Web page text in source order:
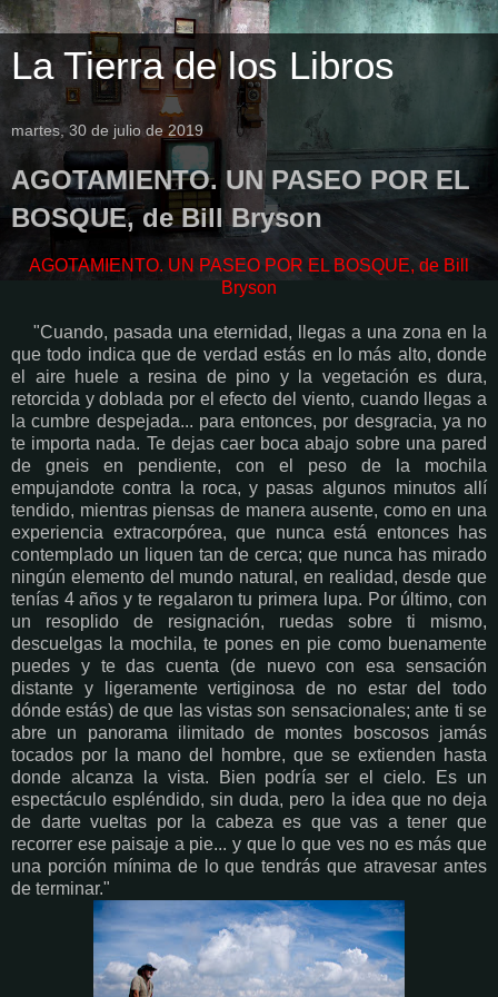
La Tierra de los Libros
martes, 30 de julio de 2019
AGOTAMIENTO. UN PASEO POR EL
BOSQUE, de Bill Bryson
AGOTAMIENTO. UN PASEO POR EL BOSQUE, de Bill
Bryson
"Cuando, pasada una eternidad, llegas a una zona en la
que todo indica que de verdad estás en lo más alto, donde
el aire huele a resina de pino y la vegetación es dura,
retorcida y doblada por el efecto del viento, cuando llegas a
la cumbre despejada... para entonces, por desgracia, ya no
te importa nada. Te dejas caer boca abajo sobre una pared
de gneis en pendiente, con el peso de la mochila
empujandote contra la roca, y pasas algunos minutos allí
tendido, mientras piensas de manera ausente, como en una
experiencia extracorpórea, que nunca está entonces has
contemplado un liquen tan de cerca; que nunca has mirado
ningún elemento del mundo natural, en realidad, desde que
tenías 4 años y te regalaron tu primera lupa. Por último, con
un resoplido de resignación, ruedas sobre ti mismo,
descuelgas la mochila, te pones en pie como buenamente
puedes y te das cuenta (de nuevo con esa sensación
distante y ligeramente vertiginosa de no estar del todo
dónde estás) de que las vistas son sensacionales; ante ti se
abre un panorama ilimitado de montes boscosos jamás
tocados por la mano del hombre, que se extienden hasta
donde alcanza la vista. Bien podría ser el cielo. Es un
espectáculo espléndido, sin duda, pero la idea que no deja
de darte vueltas por la cabeza es que vas a tener que
recorrer ese paisaje a pie... y que lo que ves no es más que
una porción mínima de lo que tendrás que atravesar antes
de terminar."